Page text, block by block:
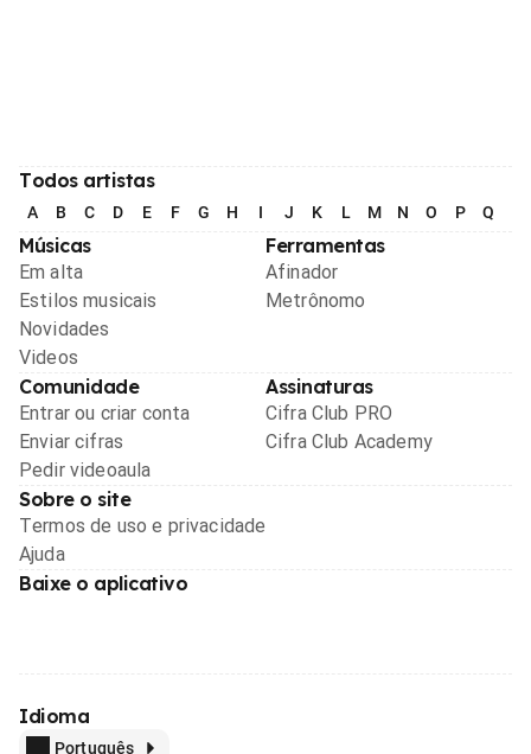
Todos artistas
A B C D E F G H I J K L M N O P Q
Músicas
Em alta
Estilos musicais
Novidades
Videos
Ferramentas
Afinador
Metrônomo
Comunidade
Entrar ou criar conta
Enviar cifras
Pedir videoaula
Assinaturas
Cifra Club PRO
Cifra Club Academy
Sobre o site
Termos de uso e privacidade
Ajuda
Baixe o aplicativo
Idioma
Português